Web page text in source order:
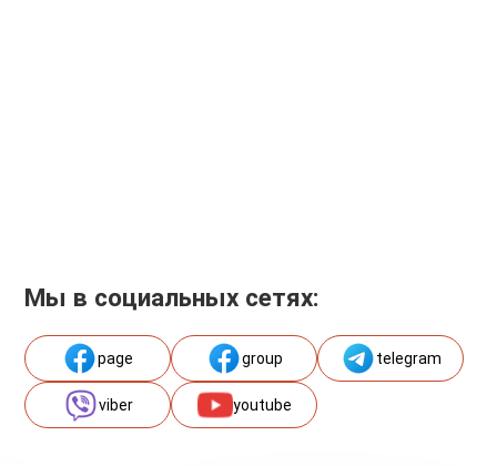
Мы в социальных сетях:
page group telegram
viber youtube